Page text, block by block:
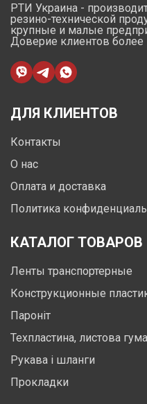
РТИ Украина -
резино-технической
крупные и малые
Доверие клиентов более
ДЛЯ КЛИЕНТОВ
Контакты
О нас
Оплата и доставка
Политика
КАТАЛОГ ТОВАРОВ
Ленты транспортерные
Конструкционные
Пароніт
Техпластина, листова гума
Рукава і шланги
Прокладки